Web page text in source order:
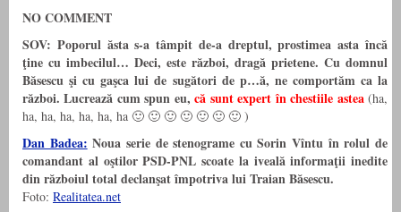
NO COMMENT
SOV: Poporul ăsta s-a tâmpit de-a dreptul, prostimea asta încă
ţine cu imbecilul… Deci, este război, dragă prietene. Cu domnul
Băsescu şi cu gaşca lui de sugători de p…ă, ne comportăm ca la
război. Lucrează cum spun eu,că sunt expert în chestiile astea (ha,
ha, ha, ha, ha, ha, ha 🙂 🙂 🙂 🙂 🙂 🙂 🙂 )
Dan Badea: Noua serie de stenograme cu Sorin Vîntu în rolul de
comandant al oştilor PSD-PNL scoate la iveală informaţii inedite
din războiul total declanşat împotriva lui Traian Băsescu.
Foto: Realitatea.net